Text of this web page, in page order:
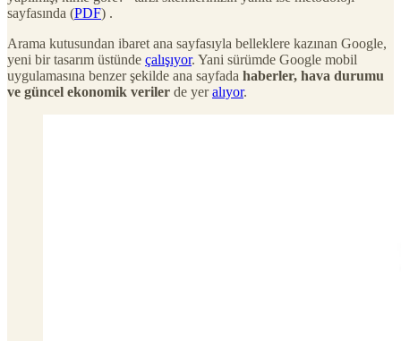
sayfasında (PDF) .
Arama kutusundan ibaret ana sayfasıyla belleklere kazınan Google,
yeni bir tasarım üstünde çalışıyor. Yani sürümde Google mobil
uygulamasına benzer şekilde ana sayfada haberler, hava durumu
ve güncel ekonomik veriler de yeralıyor.